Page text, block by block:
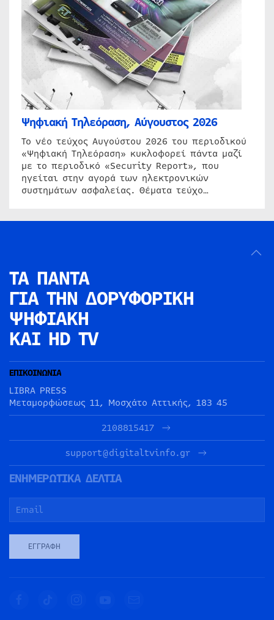
Ψηφιακή Τηλεόραση, Αύγουστος 2026
Το νέο τεύχος Αυγούστου 2026 του περιοδικού
«Ψηφιακή Τηλεόραση» κυκλοφορεί πάντα μαζί
με το περιοδικό «Security Report», που
ηγείται στην αγορά των ηλεκτρονικών
συστημάτων ασφαλείας. Θέματα τεύχο…
ΤΑ ΠΑΝΤΑ
ΓΙΑ ΤΗΝ ΔΟΡΥΦΟΡΙΚΗ
ΨΗΦΙΑΚΗ
ΚΑΙ HD TV
ΕΠΙΚΟΙΝΩΝΙΑ
LIBRA PRESS
Μεταμορφώσεως 11, Μοσχάτο Αττικής, 183 45
2108815417
support@digitaltvinfo.gr
ΕΝΗΜΕΡΩΤΙΚΑ ΔΕΛΤΙΑ
ΕΓΓΡΑΦΉ